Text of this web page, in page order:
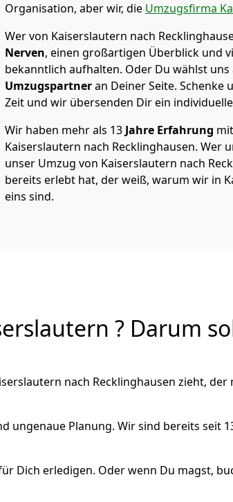
Organisation, aber wir, die Umzugsfirma
Wer von Kaiserslautern nach
Nerven, einen großartigen Überblick und
bekanntlich aufhalten. Oder Du wählst uns
Umzugspartneran Deiner Seite. Schenke
Zeit und wir übersenden Dir ein
Wir haben mehr als 13 Jahre Erfahrung
Kaiserslautern nach Recklinghausen. Wer
unser Umzug von Kaiserslautern nach
bereits erlebt hat, der weiß, warum wir in
eins sind.
? Darum
nach Recklinghausen zieht, der
Planung. Wir sind bereits seit
Dich erledigen. Oder wenn Du magst,